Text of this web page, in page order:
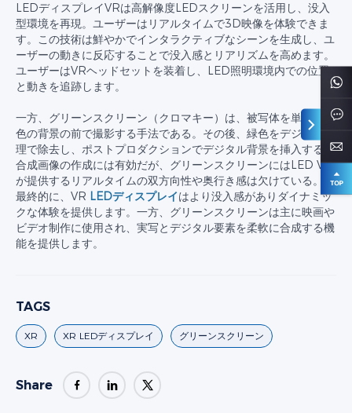
LEDディスプレイVRは高解像度LEDスクリーンを活用し、没入
型環境を再現。ユーザーはリアルタイムで3D映像を体験できま
す。この技術は鮮やかでインタラクティブなシーンを生成し、ユ
ーザーの動きに反応することで没入感とリアリズムを高めます。
ユーザーはVRヘッドセットを装着し、LED照明環境内での位置
と動きを追跡します。
一方、グリーンスクリーン（クロマキー）は、被写体を単色の緑
色の背景の前で撮影する手法である。その後、緑色をデジタル処
理で除去し、ポストプロダクションでデジタル背景を挿入する。
合成画像の作成には有効だが、グリーンスクリーンにはLED VR
が提供するリアルタイムの双方向性や奥行き感は欠けている。
最終的に、VR LEDディスプレイはより没入感がありダイナミッ
クな体験を提供します。一方、グリーンスクリーンは主に映画や
ビデオ制作に使用され、実写とデジタル要素を柔軟に合成する機
能を提供します。
TAGS
XR XR LEDディスプレイ グリーンスクリーン
Share